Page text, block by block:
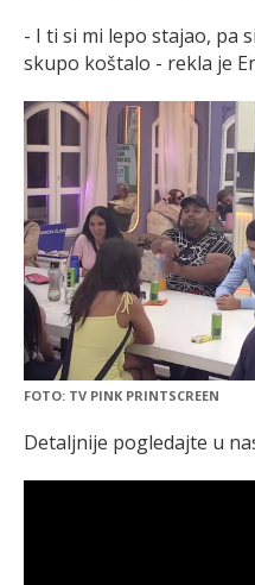
- I ti si mi lepo stajao, pa
skupo koštalo - rekla je
FOTO: TV PINK PRINTSCREEN
Detaljnije pogledajte u